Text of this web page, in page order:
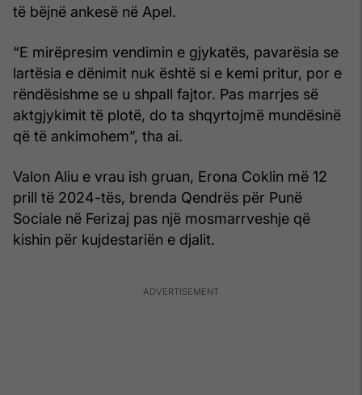
të bëjnë ankesë në Apel.
“E mirëpresim vendimin e gjykatës, pavarësia se
lartësia e dënimit nuk është si e kemi pritur, por e
rëndësishme se u shpall fajtor. Pas marrjes së
aktgjykimit të plotë, do ta shqyrtojmë mundësinë
që të ankimohem”, tha ai.
Valon Aliu e vrau ish gruan, Erona Coklin më 12
prill të 2024-tës, brenda Qendrës për Punë
Sociale në Ferizaj pas një mosmarrveshje që
kishin për kujdestariën e djalit.